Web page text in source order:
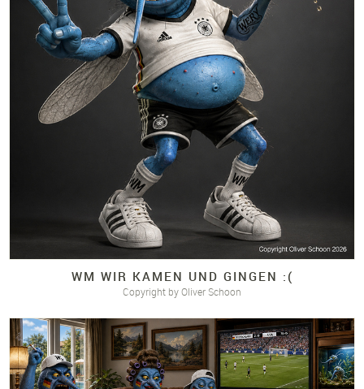
WM WIR KAMEN UND GINGEN :(
Copyright by Oliver Schoon